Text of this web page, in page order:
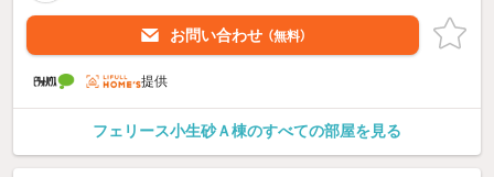
お問い合わせ （無料）
提供
フェリース小生砂Ａ棟のすべての部屋を見る